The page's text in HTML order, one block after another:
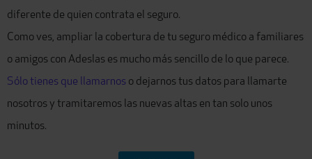
diferente de quien contrata el seguro.
Como ves, ampliar la cobertura de tu seguro médico a familiares
o amigos con Adeslas es mucho más sencillo de lo que parece.
Sólo tienes que llamarnos o dejarnos tus datos para llamarte
nosotros y tramitaremos las nuevas altas en tan solo unos
minutos.